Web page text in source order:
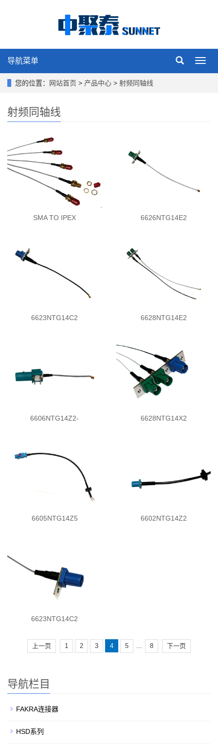
导航菜单
您的位置： 网站首页 > 产品中心 > 射频同轴线
射频同轴线
SMA TO IPEX 6626NTG14E2
6623NTG14C2 6628NTG14E2
6606NTG14Z2- 6628NTG14X2
6605NTG14Z5 6602NTG14Z2
6623NTG14C2
上一页 1 2 3 4 5 8 下一页
导航栏目
FAKRA连接器
HSD系列